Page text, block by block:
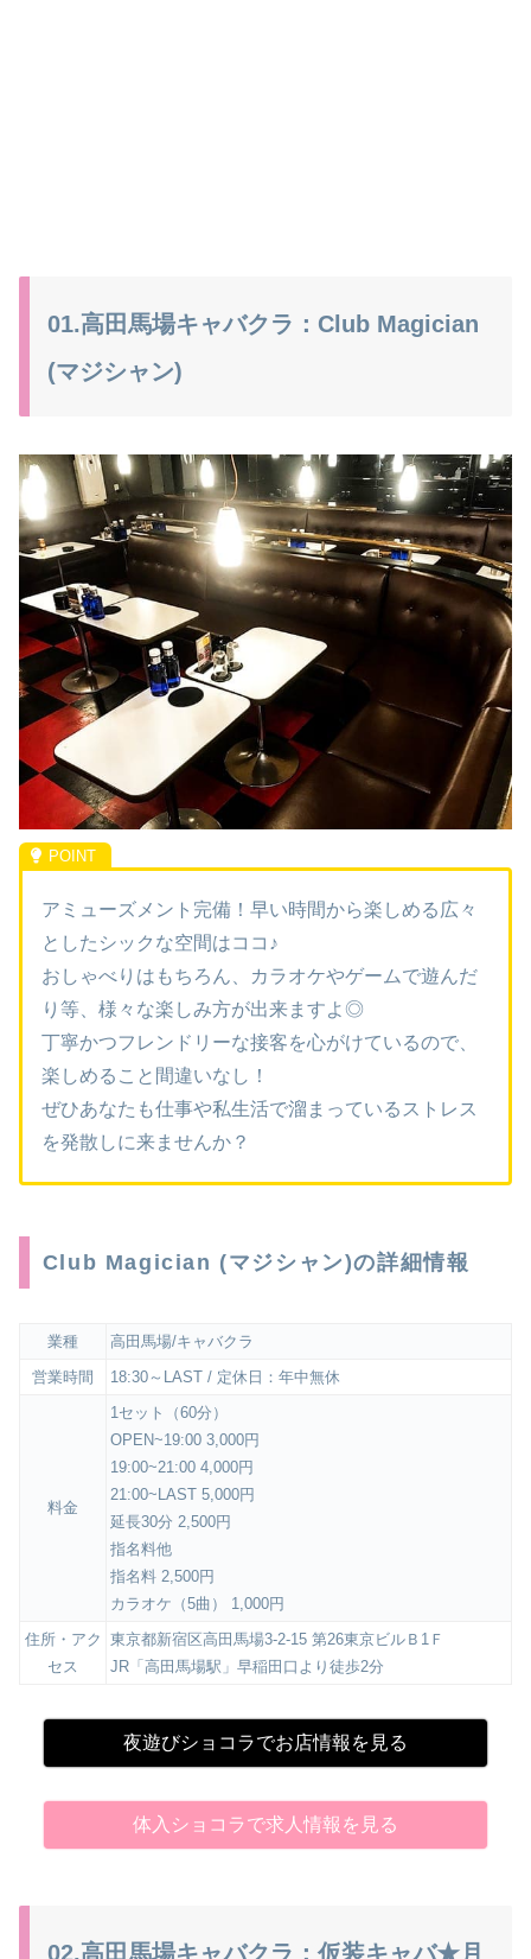
01.高田馬場キャバクラ：Club Magician
(マジシャン)
アミューズメント完備！早い時間から楽しめる広々
としたシックな空間はココ♪
おしゃべりはもちろん、カラオケやゲームで遊んだ
り等、様々な楽しみ方が出来ますよ◎
丁寧かつフレンドリーな接客を心がけているので、
楽しめること間違いなし！
ぜひあなたも仕事や私生活で溜まっているストレス
を発散しに来ませんか？
Club Magician (マジシャン)の詳細情報
業種
高田馬場/キャバクラ
営業時間
18:30～LAST / 定休日：年中無休
料金
1セット（60分）
OPEN~19:00 3,000円
19:00~21:00 4,000円
21:00~LAST 5,000円
延長30分 2,500円
指名料他
指名料 2,500円
カラオケ（5曲） 1,000円
住所・アク
セス
東京都新宿区高田馬場3-2-15 第26東京ビルＢ1Ｆ
JR「高田馬場駅」早稲田口より徒歩2分
夜遊びショコラでお店情報を見る
体入ショコラで求人情報を見る
02.高田馬場キャバクラ：仮装キャバ★月